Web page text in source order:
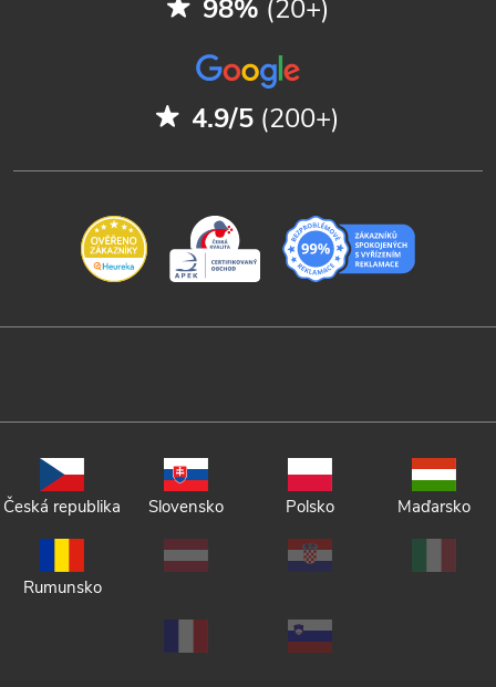
98% (20+)
4.9/5 (200+)
Česká republika Slovensko Polsko Maďarsko
Rumunsko